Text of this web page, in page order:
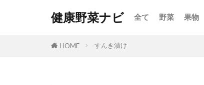
健康野菜ナビ 全て 野菜 果物
HOME すんき漬け